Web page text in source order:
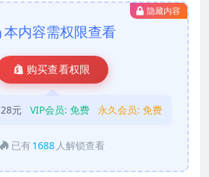
隐藏内容
本内容需权限查看
购买查看权限
28元 VIP会员: 免费 永久会员: 免费
已有 1688 人解锁查看